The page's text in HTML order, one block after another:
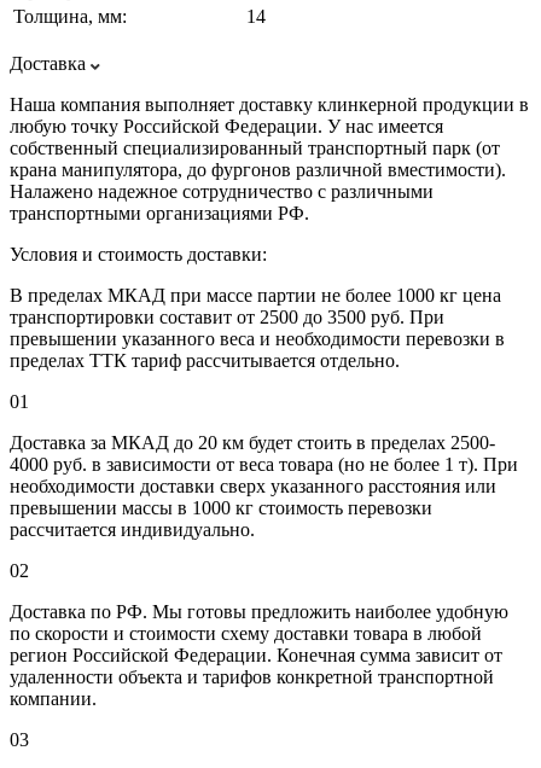
Толщина, мм:
14
Доставка
Наша компания выполняет доставку клинкерной продукции в
любую точку Российской Федерации. У нас имеется
собственный специализированный транспортный парк (от
крана манипулятора, до фургонов различной вместимости).
Налажено надежное сотрудничество с различными
транспортными организациями РФ.
Условия и стоимость доставки:
В пределах МКАД при массе партии не более 1000 кг цена
транспортировки составит от 2500 до 3500 руб. При
превышении указанного веса и необходимости перевозки в
пределах ТТК тариф рассчитывается отдельно.
01
Доставка за МКАД до 20 км будет стоить в пределах 2500-
4000 руб. в зависимости от веса товара (но не более 1 т). При
необходимости доставки сверх указанного расстояния или
превышении массы в 1000 кг стоимость перевозки
рассчитается индивидуально.
02
Доставка по РФ. Мы готовы предложить наиболее удобную
по скорости и стоимости схему доставки товара в любой
регион Российской Федерации. Конечная сумма зависит от
удаленности объекта и тарифов конкретной транспортной
компании.
03